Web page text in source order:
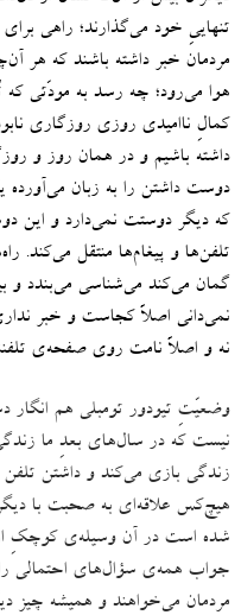
تنهاییِ خود می‌گذارند؛ راهی برای
مردمان خبر داشته باشند که هر
هوا می‌رود؛ چه رسد به مودّتی
کمالِ ناامیدی روزی روزگاری
داشته باشیم و در همان روز و
دوست داشتن را به زبان
که دیگر دوستت نمی‌دارد و این
تلفن‌ها و پیغام‌ها منتقل می‌کند.
گمان می‌کند می‌شناسی می‌بندد و
نمی‌دانی اصلاً کجاست و خبر
نه و اصلاً نامت روی صفحه‌ی
وضعیّتِ تیودور تومبلی هم انگار
نیست که در سال‌های بعدِ ما
زندگی بازی می‌کند و داشتن
هیچ‌کس علاقه‌ای به صحبت با
شده است در آن وسیله‌ی کوچکِ
جواب همه‌ی سؤال‌های احتمالی
مردمان می‌خواهند و همیشه